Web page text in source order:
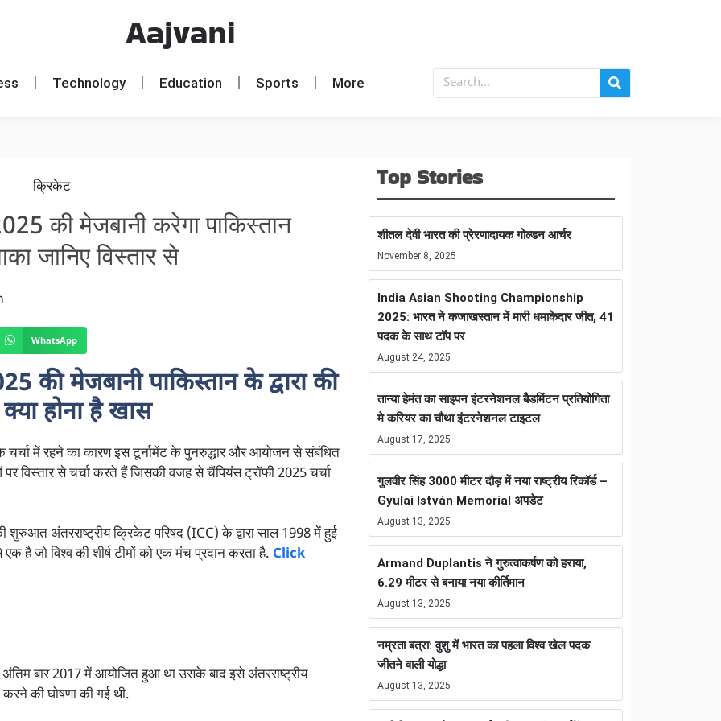
Aajvani
Technology Education Sports More
की मेजबानी करेगा पाकिस्तान
जानिए विस्तार से
WhatsApp
की मेजबानी पाकिस्तान के द्वारा की
होना है खास
चर्चा में रहने का कारण इस टूर्नामेंट के पुनरुद्धार और आयोजन से संबंधित
विस्तार से चर्चा करते हैं जिसकी वजह से चैंपियंस ट्रॉफी 2025 चर्चा
शुरुआत अंतरराष्ट्रीय क्रिकेट परिषद (ICC) के द्वारा साल 1998 में हुई
है जो विश्व की शीर्ष टीमों को एक मंच प्रदान करता है. Click
अंतिम बार 2017 में आयोजित हुआ था उसके बाद इसे अंतरराष्ट्रीय
की घोषणा की गई थी.
Top Stories
शीतल देवी भारत की प्रेरणादायक गोल्डन आर्चर
November 8, 2025
India Asian Shooting Championship
2025: भारत ने कजाखस्तान में मारी धमाकेदार जीत, 41
पदक के साथ टॉप पर
August 24, 2025
तान्या हेमंत का साइपन इंटरनेशनल बैडमिंटन प्रतियोगिता
मे करियर का चौथा इंटरनेशनल टाइटल
August 17, 2025
गुलवीर सिंह 3000 मीटर दौड़ में नया राष्ट्रीय रिकॉर्ड –
Gyulai István Memorial अपडेट
August 13, 2025
Armand Duplantis ने गुरुत्वाकर्षण को हराया,
6.29 मीटर से बनाया नया कीर्तिमान
August 13, 2025
नम्रता बत्रा: वुशु में भारत का पहला विश्व खेल पदक
जीतने वाली योद्धा
August 13, 2025